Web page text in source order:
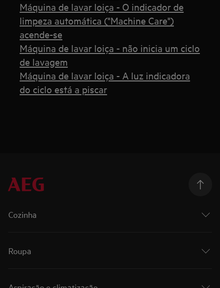
Máquina de lavar loiça - O indicador de
limpeza automática ("Machine Care")
acende-se
Máquina de lavar loiça - não inicia um ciclo
de lavagem
Máquina de lavar loiça - A luz indicadora
do ciclo está a piscar
Cozinha
Roupa